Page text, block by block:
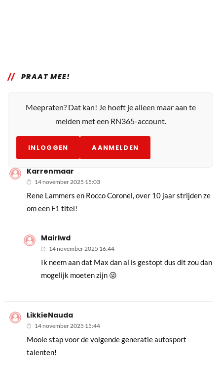
PRAAT MEE!
Meepraten? Dat kan! Je hoeft je alleen maar aan te
melden met een RN365-account.
INLOGGEN AANMELDEN
Karrenmaar
14 november 2025 15:03
Rene Lammers en Rocco Coronel, over 10 jaar strijden ze
om een F1 titel!
Mairlwd
14 november 2025 16:44
Ik neem aan dat Max dan al is gestopt dus dit zou dan
mogelijk moeten zijn 😜
LikkieNauda
14 november 2025 15:44
Mooie stap voor de volgende generatie autosport
talenten!